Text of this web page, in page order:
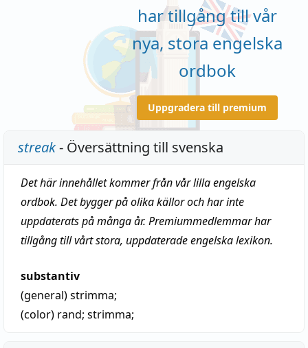
har tillgång till vår
nya, stora engelska
ordbok
Uppgradera till premium
streak- Översättning till svenska
Det här innehållet kommer från vår lilla engelska
ordbok. Det bygger på olika källor och har inte
uppdaterats på många år. Premiummedlemmar har
tillgång till vårt stora, uppdaterade engelska lexikon.
substantiv
(general)strimma;
(color) rand; strimma;